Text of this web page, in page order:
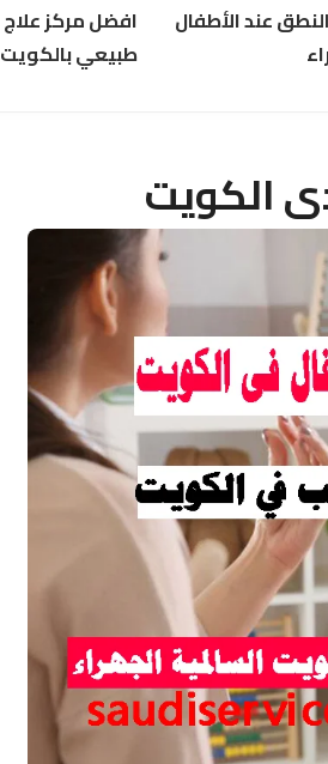
عند الأطفال
افضل مركز علاج
طبيعي بالكويت
الكويت